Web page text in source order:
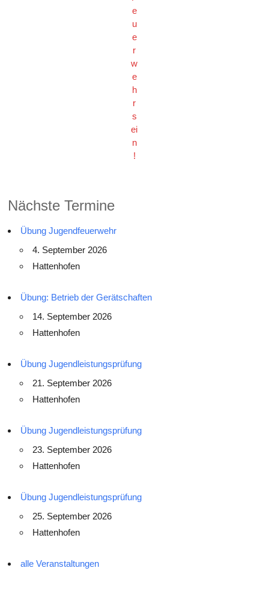
e
u
e
r
w
e
h
r
s
ei
n
!
Nächste Termine
Übung Jugendfeuerwehr
4. September 2026
Hattenhofen
Übung: Betrieb der Gerätschaften
14. September 2026
Hattenhofen
Übung Jugendleistungsprüfung
21. September 2026
Hattenhofen
Übung Jugendleistungsprüfung
23. September 2026
Hattenhofen
Übung Jugendleistungsprüfung
25. September 2026
Hattenhofen
alle Veranstaltungen